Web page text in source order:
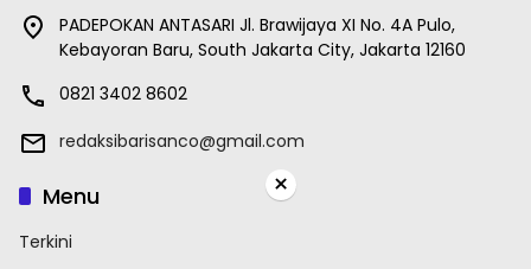
PADEPOKAN ANTASARI Jl. Brawijaya XI No. 4A Pulo,
Kebayoran Baru, South Jakarta City, Jakarta 12160
0821 3402 8602
redaksibarisanco@gmail.com
Menu
Terkini
×